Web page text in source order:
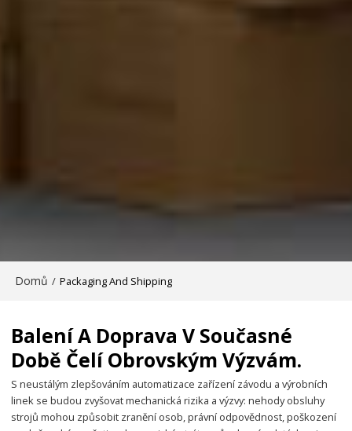
Domů / Packaging And Shipping
Balení A Doprava V Současné
Době Čelí Obrovským Výzvám.
S neustálým zlepšováním automatizace zařízení závodu a výrobních
linek se budou zvyšovat mechanická rizika a výzvy: nehody obsluhy
strojů mohou způsobit zranění osob, právní odpovědnost, poškození